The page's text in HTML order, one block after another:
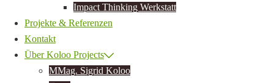
Impact Thinking Werkstatt
Projekte & Referenzen
Kontakt
Über Koloo Projects
MMag. Sigrid Koloo